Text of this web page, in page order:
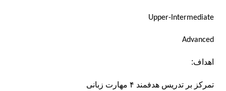
Upper-Intermediate
Advanced
اهداف:
تمرکز بر تدریس هدفمند ۴ مهارت زبانی